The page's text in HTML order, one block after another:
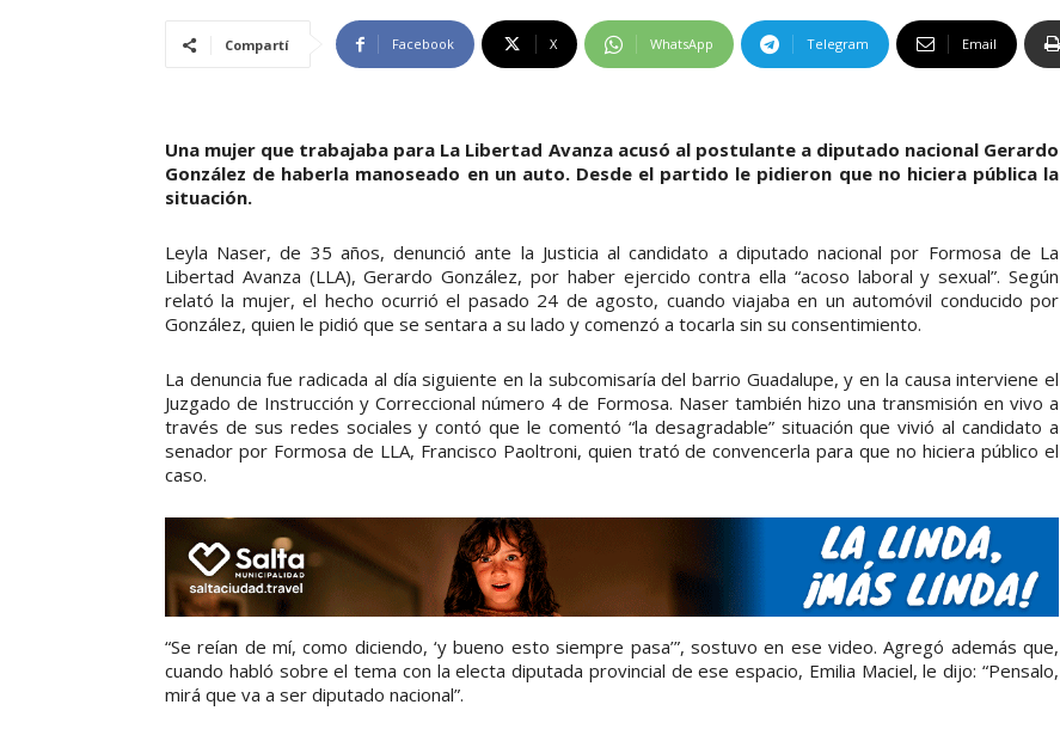
Compartí Facebook X WhatsApp Telegram Email
Una mujer que trabajaba para La Libertad Avanza acusó al postulante a diputado nacional Gerardo
González de haberla manoseado en un auto. Desde el partido le pidieron que no hiciera pública la
situación.
Leyla Naser, de 35 años, denunció ante la Justicia al candidato a diputado nacional por Formosa de La
Libertad Avanza (LLA), Gerardo González, por haber ejercido contra ella “acoso laboral y sexual”. Según
relató la mujer, el hecho ocurrió el pasado 24 de agosto, cuando viajaba en un automóvil conducido por
González, quien le pidió que se sentara a su lado y comenzó a tocarla sin su consentimiento.
La denuncia fue radicada al día siguiente en la subcomisaría del barrio Guadalupe, y en la causa interviene el
Juzgado de Instrucción y Correccional número 4 de Formosa. Naser también hizo una transmisión en vivo a
través de sus redes sociales y contó que le comentó “la desagradable” situación que vivió al candidato a
senador por Formosa de LLA, Francisco Paoltroni, quien trató de convencerla para que no hiciera público el
caso.
“Se reían de mí, como diciendo, ‘y bueno esto siempre pasa’”, sostuvo en ese video. Agregó además que,
cuando habló sobre el tema con la electa diputada provincial de ese espacio, Emilia Maciel, le dijo: “Pensalo,
mirá que va a ser diputado nacional”.